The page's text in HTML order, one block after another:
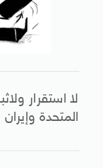
لا استقرار
المتحدة وإيران